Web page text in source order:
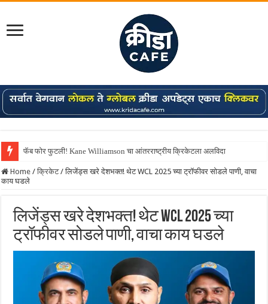
फॅब फोर फुटली! Kane Williamson चा आंतरराष्ट्रीय क्रिकेटला अलविदा
Home / क्रिकेट / लिजेंड्स खरे देशभक्त! थेट WCL 2025 च्या ट्रॉफीवर सोडले पाणी, वाचा
काय घडले
लिजेंड्स खरे देशभक्त! थेट WCL 2025 च्या
ट्रॉफीवर सोडले पाणी, वाचा काय घडले